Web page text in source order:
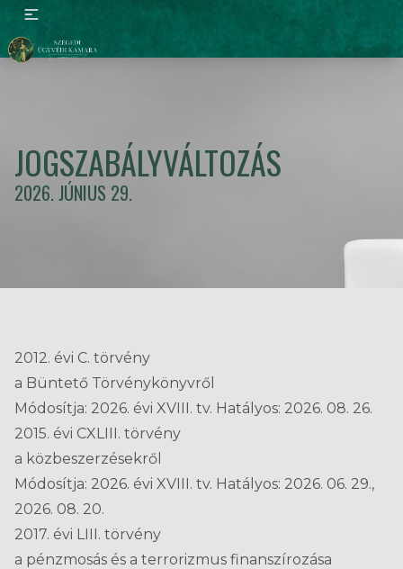
JOGSZABÁLYVÁLTOZÁS
2026. JÚNIUS 29.
2012. évi C. törvény
a Büntető Törvénykönyvről
Módosítja: 2026. évi XVIII. tv. Hatályos: 2026. 08. 26.
2015. évi CXLIII. törvény
a közbeszerzésekről
Módosítja: 2026. évi XVIII. tv. Hatályos: 2026. 06. 29.,
2026. 08. 20.
2017. évi LIII. törvény
a pénzmosás és a terrorizmus finanszírozása